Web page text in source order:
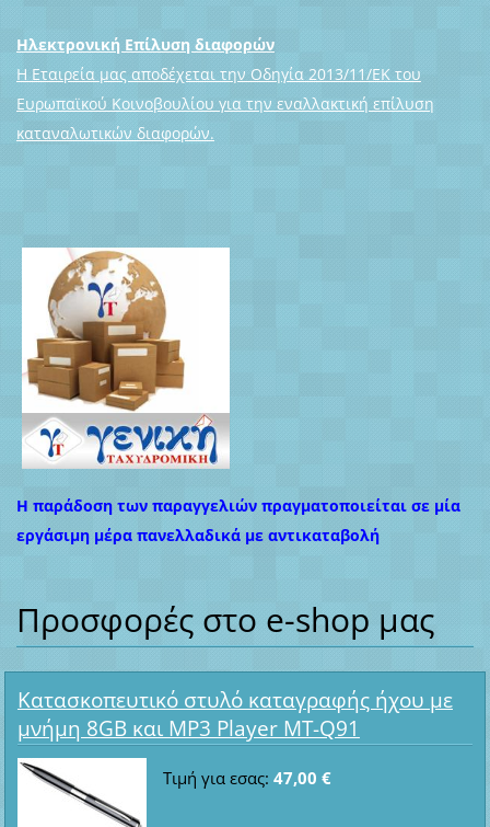
Ηλεκτρονική Επίλυση διαφορών
Η Εταιρεία μας αποδέχεται την Οδηγία 2013/11/ΕΚ του
Ευρωπαϊκού Κοινοβουλίου για την εναλλακτική επίλυση
καταναλωτικών διαφορών.
Η παράδοση των παραγγελιών πραγματοποιείται σε μία
εργάσιμη μέρα πανελλαδικά με αντικαταβολή
Προσφορές στο e-shop μας
Κατασκοπευτικό στυλό καταγραφής ήχου με
μνήμη 8GB και MP3 Player MT-Q91
Τιμή για εσας: 47,00 €